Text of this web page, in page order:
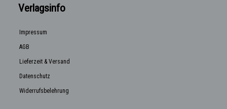
Verlagsinfo
Impressum
AGB
Lieferzeit & Versand
Datenschutz
Widerrufsbelehrung